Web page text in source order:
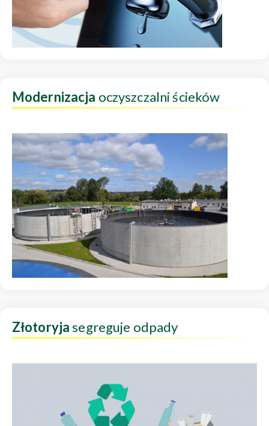
Modernizacja oczyszczalni ścieków
Złotoryjasegreguje odpady